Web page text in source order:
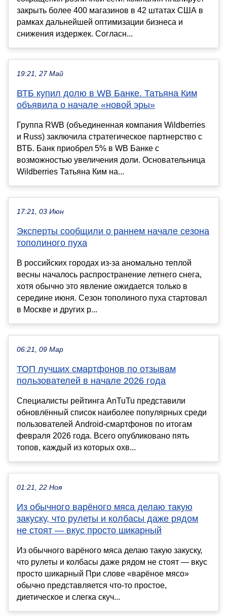
закрыть более 400 магазинов в 42 штатах США в
рамках дальнейшей оптимизации бизнеса и
снижения издержек. Согласн...
19:21, 27 Май
ВТБ купил долю в WB Банке. Татьяна Ким
объявила о начале «новой эры»
Группа RWB (объединенная компания Wildberries
и Russ) заключила стратегическое партнерство с
ВТБ. Банк приобрел 5% в WB Банке с
возможностью увеличения доли. Основательница
Wildberries Татьяна Ким на...
17:21, 03 Июн
Эксперты сообщили о раннем начале сезона
тополиного пуха
В российских городах из-за аномально теплой
весны началось распространение летнего снега,
хотя обычно это явление ожидается только в
середине июня. Сезон тополиного пуха стартовал
в Москве и других р...
06:21, 09 Мар
ТОП лучших смартфонов по отзывам
пользователей в начале 2026 года
Специалисты рейтинга AnTuTu представили
обновлённый список наиболее популярных среди
пользователей Android-смартфонов по итогам
февраля 2026 года. Всего опубликовано пять
топов, каждый из которых охв...
01:21, 22 Ноя
Из обычного варёного мяса делаю такую
закуску, что рулеты и колбасы даже рядом
не стоят — вкус просто шикарный
Из обычного варёного мяса делаю такую закуску,
что рулеты и колбасы даже рядом не стоят — вкус
просто шикарный При слове «варёное мясо»
обычно представляется что-то простое,
диетическое и слегка скуч...